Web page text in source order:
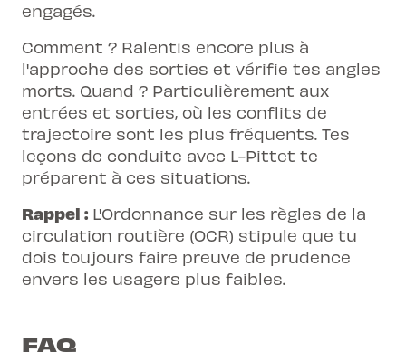
engagés.
Comment ? Ralentis encore plus à
l'approche des sorties et vérifie tes angles
morts. Quand ? Particulièrement aux
entrées et sorties, où les conflits de
trajectoire sont les plus fréquents. Tes
leçons de conduite avec L-Pittet te
préparent à ces situations.
Rappel : L'Ordonnance sur les règles de la
circulation routière (OCR) stipule que tu
dois toujours faire preuve de prudence
envers les usagers plus faibles.
FAQ